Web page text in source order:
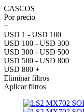
CASCOS
Por precio
+
USD 1 - USD 100
USD 100 - USD 300
USD 300 - USD 500
USD 500 - USD 800
USD 800 +
Eliminar filtros
Aplicar filtros